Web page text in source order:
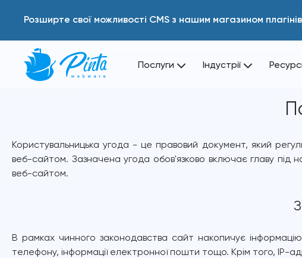
Розширте свої можливості CMS з нашим магазином плагінів
Послуги Індустрії
Користувальницька угода - це правовий документ, який
веб-сайтом. Зазначена угода обов'язково включає главу під
веб-сайтом.
В рамках чинного законодавства сайт накопичує
телефону, інформації електронної пошти тощо. Крім того, IP-